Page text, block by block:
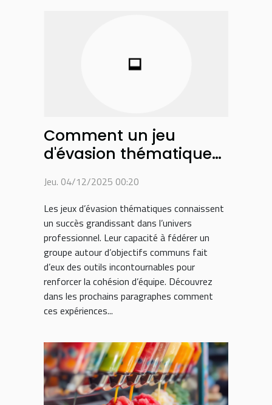
Comment un jeu
d'évasion thématique
cohésion d'équipe ?
Jeu. 04/12/2025 00:20
Les jeux d’évasion thématiques connaissent
un succès grandissant dans l’univers
professionnel. Leur capacité à fédérer un
groupe autour d’objectifs communs fait
d’eux des outils incontournables pour
renforcer la cohésion d’équipe. Découvrez
dans les prochains paragraphes comment
ces expériences...